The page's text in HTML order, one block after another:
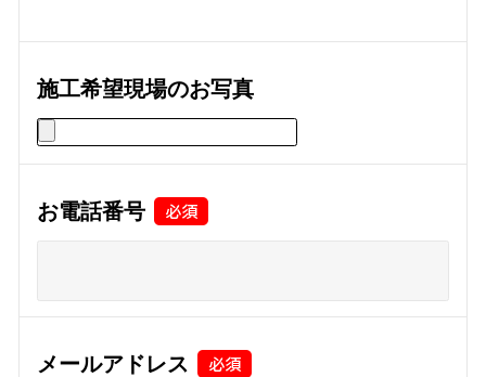
施工希望現場のお写真
お電話番号
メールアドレス